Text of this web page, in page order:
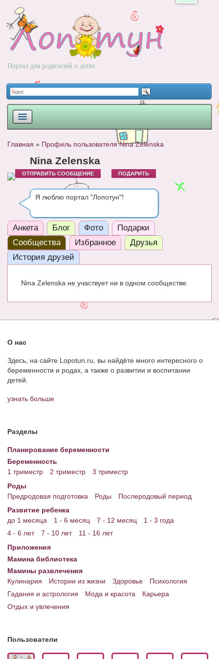
Портал для родителей о детях
РОДЫ
НОВОРОЖДЕННЫЙ
РАЗВИТИЕ
ВОПРОС-ОТВЕТ
ЧАТ
КНИГИ
МОДА И КРАСОТА
КОНКУРСЫ
СООБЩЕСТВА
БЛОГИ
Календарь беременности
МАМИНА БИБЛИОТЕКА
Имена. Святцы
Энциклопедия беременных
Мамина энциклопедия
СЕРВИСЫ И ПРИЛОЖЕНИЯ
Сервис. Оценка роста и веса ребенка
Полезные ссылки
НОВОСТИ ЛОПОТУНА
Главная » Профиль пользователя Nina Zelenska
Nina Zelenska
ОТПРАВИТЬ СООБЩЕНИЕ ПОДАРИТЬ
Я люблю портал "Лопотун"!
Анкета Блог Фото
Подарки
Сообщества
Избранное
Друзья
История друзей
Nina Zelenska не участвует ни в одном сообществе.
О нас
Здесь, на сайте Lopotun.ru, вы найдёте много интересного о
беременности и родах, а также о развитии и воспитании
детей.
узнать больше
Разделы
Планирование беременности
Беременность
1 триместр
2 триместр
3 триместр
Роды
Предродовая подготовка
Роды
Послеродовый период
Развитие ребенка
до 1 месяца
1 - 6 месяц 7 - 12 месяц
1 - 3 года
4 - 6 лет
7 - 10 лет
11 - 16 лет
Приложения
Мамина библиотека
Мамины развлечения
Кулинария
Истории из жизни Здоровье
Психология
Гадания и астрология
Мода и красота
Карьера
Отдых и увлечения
Пользователи